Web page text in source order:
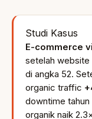
Studi Kasus
E-commerce
setelah website
di angka 52.
organic traffic
downtime tahun
organik naik